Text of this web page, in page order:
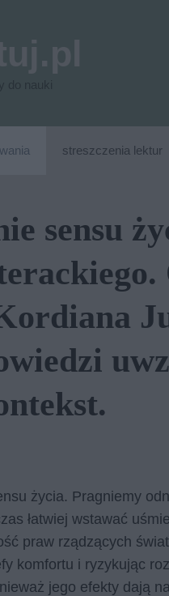
streszczenia lektur
sensu
życia. Pragniemy
łatwiej wstawać
praw rządzących
komfortu i ryzykując
jego efekty dają